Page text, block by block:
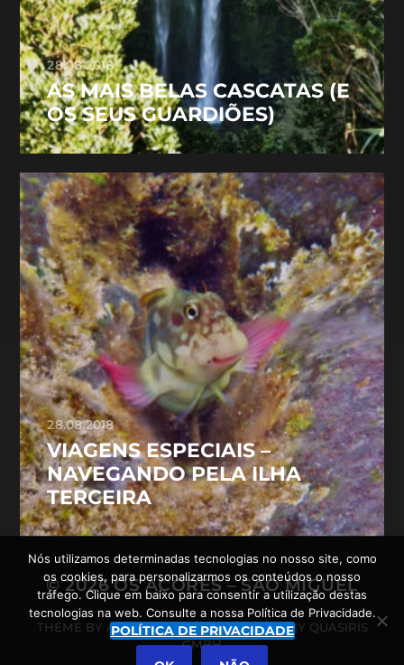
28.08.2018
AS MAIS BELAS CASCATAS (E
OS SEUS GUARDIÕES)
28.08.2018
VIAGENS ESPECIAIS –
NAVEGANDO PELA ILHA
TERCEIRA
© 2026OS AÇORES – SÃO MIGUEL
THEME BY ANDERS NORÉNPOWERED BY QUASIRIS
GMBH
Nós utilizamos determinadas tecnologias no nosso site, como
os cookies, para personalizarmos os conteúdos o nosso
tráfego. Clique em baixo para consentir a utilização destas
tecnologias na web. Consulte a nossa Política de Privacidade.
POLÍTICA DE PRIVACIDADE